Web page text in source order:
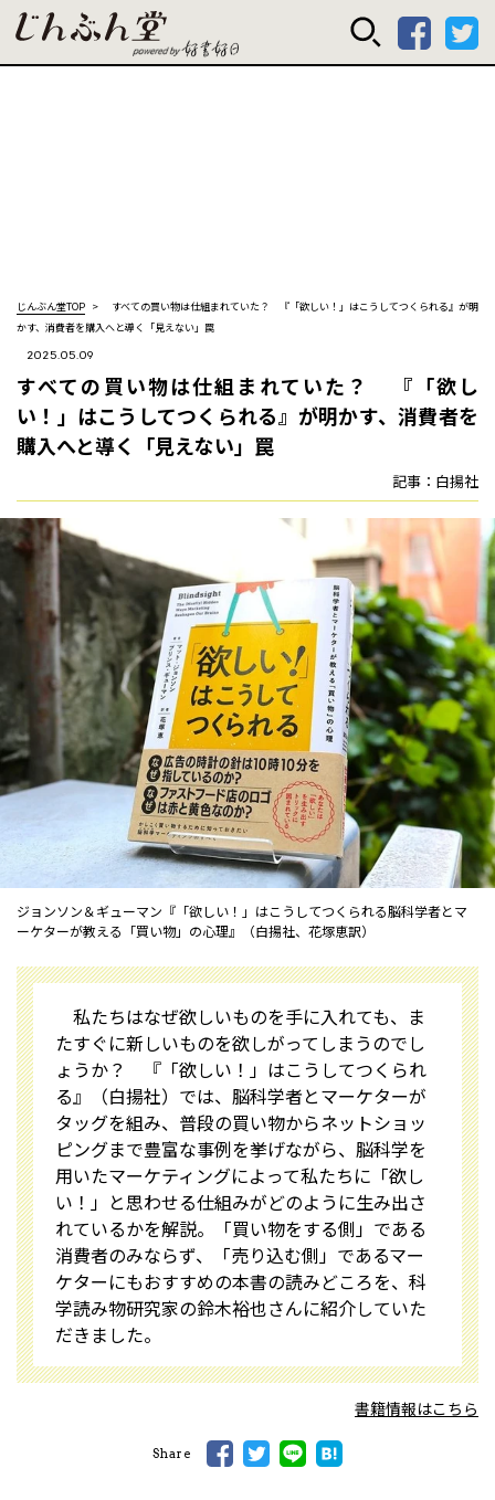
じんぶん堂
じんぶん堂TOP
すべての買い物は仕組まれていた？ 『「欲しい！」はこうしてつくられる』が明
かす、消費者を購入へと導く「見えない」罠
2025.05.09
すべての買い物は仕組まれていた？ 『「欲し
い！」はこうしてつくられる』が明かす、消費者を
購入へと導く「見えない」罠
記事：白揚社
ジョンソン＆ギューマン『「欲しい！」はこうしてつくられる――脳科学者とマ
ーケターが教える「買い物」の心理』（白揚社、花塚恵訳）
私たちはなぜ欲しいものを手に入れても、ま
たすぐに新しいものを欲しがってしまうのでし
ょうか？ 『「欲しい！」はこうしてつくられ
る』（白揚社）では、脳科学者とマーケターが
タッグを組み、普段の買い物からネットショッ
ピングまで豊富な事例を挙げながら、脳科学を
用いたマーケティングによって私たちに「欲し
い！」と思わせる仕組みがどのように生み出さ
れているかを解説。「買い物をする側」である
消費者のみならず、「売り込む側」であるマー
ケターにもおすすめの本書の読みどころを、科
学読み物研究家の鈴木裕也さんに紹介していた
だきました。
書籍情報はこちら
Share